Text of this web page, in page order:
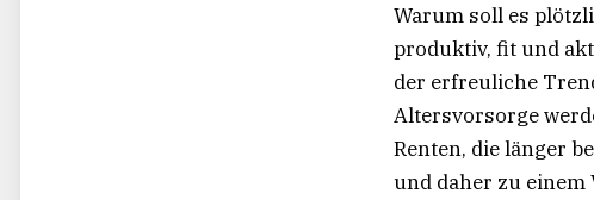
Warum soll es
produktiv, fit und
der erfreuliche
Altersvorsorge
Renten, die länger
und daher zu